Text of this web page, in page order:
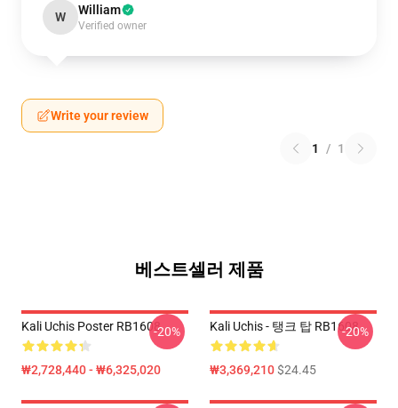
W William
Verified owner
Write your review
1 / 1
베스트셀러 제품
Kali Uchis Poster RB1608
₩2,728,440 - ₩6,325,020
-20% Kali Uchis - 탱크 탑 RB1608
₩3,369,210$24.45
-20%